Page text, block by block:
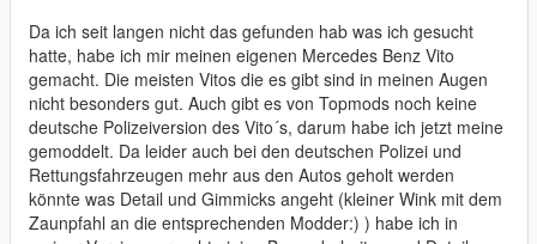
Da ich seit langen nicht das gefunden hab was ich gesucht
hatte, habe ich mir meinen eigenen Mercedes Benz Vito
gemacht. Die meisten Vitos die es gibt sind in meinen Augen
nicht besonders gut. Auch gibt es von Topmods noch keine
deutsche Polizeiversion des Vito´s, darum habe ich jetzt meine
gemoddelt. Da leider auch bei den deutschen Polizei und
Rettungsfahrzeugen mehr aus den Autos geholt werden
könnte was Detail und Gimmicks angeht (kleiner Wink mit dem
Zaunpfahl an die entsprechenden Modder:) ) habe ich in